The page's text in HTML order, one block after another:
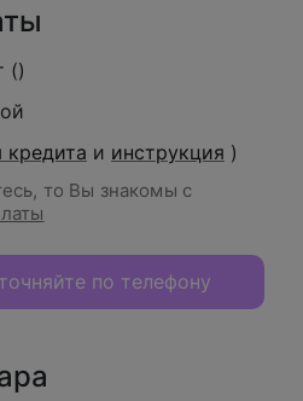
()
кредита и инструкция )
то Вы знакомы с
по телефону